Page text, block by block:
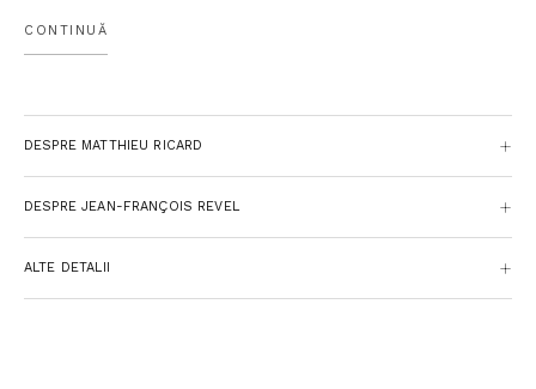
în Franţa, încearcă să înţeleagă motivaţiile şi urmările convertirii
lui spectaculoase. Conversaţiile dintre tată şi fiu se transformă,
occidentală şi cea orientală, schimbările aduse de redescoperirea
budismului în ţările creştine, beneficiile şi slăbiciunile religiei şi
ştiinţelor în societatea zilelor noastre, situaţia politică a lumii
contemporane (în special a Tibetului sub ocupaţie chineză) şi, în
sfârşit, importanţa căutării unui sens al vieţii ca politică
CONTINUĂ
DESPRE MATTHIEU RICARD
DESPRE JEAN-FRANÇOIS REVEL
ALTE DETALII